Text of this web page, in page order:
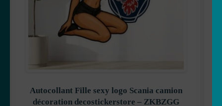
Autocollant Fille sexy logo Scania camion
décoration decostickerstore – ZKBZGG